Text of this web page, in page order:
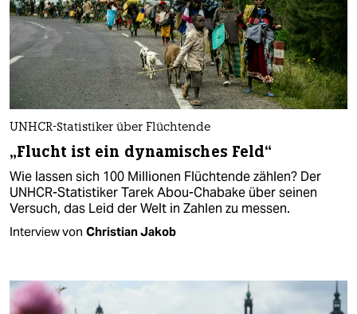
UNHCR-Statistiker über Flüchtende
„Flucht ist ein dynamisches Feld“
Wie lassen sich 100 Millionen Flüchtende zählen? Der
UNHCR-Statistiker Tarek Abou-Chabake über seinen
Versuch, das Leid der Welt in Zahlen zu messen.
Interview von Christian Jakob